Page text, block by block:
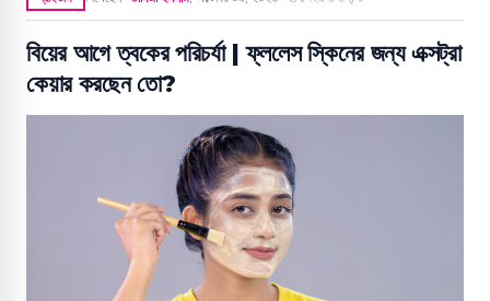
বিয়ের আগে ত্বকের পরিচর্যা | ফ্ললেস স্কিনের জন্য এক্সট্রা
কেয়ার করছেন তো?